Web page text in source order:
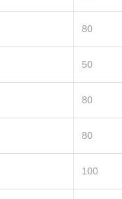
80
50
80
80
100